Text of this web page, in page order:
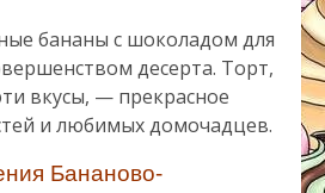
бананы с шоколадом для
десерта. Торт,
вкусы, — прекрасное
и любимых домочадцев.
Бананово-